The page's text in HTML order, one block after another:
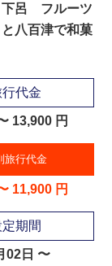
下呂 フルーツ
と八百津で和菓
行代金
13,900 円
旅行代金
11,900 円
期間
02日 〜